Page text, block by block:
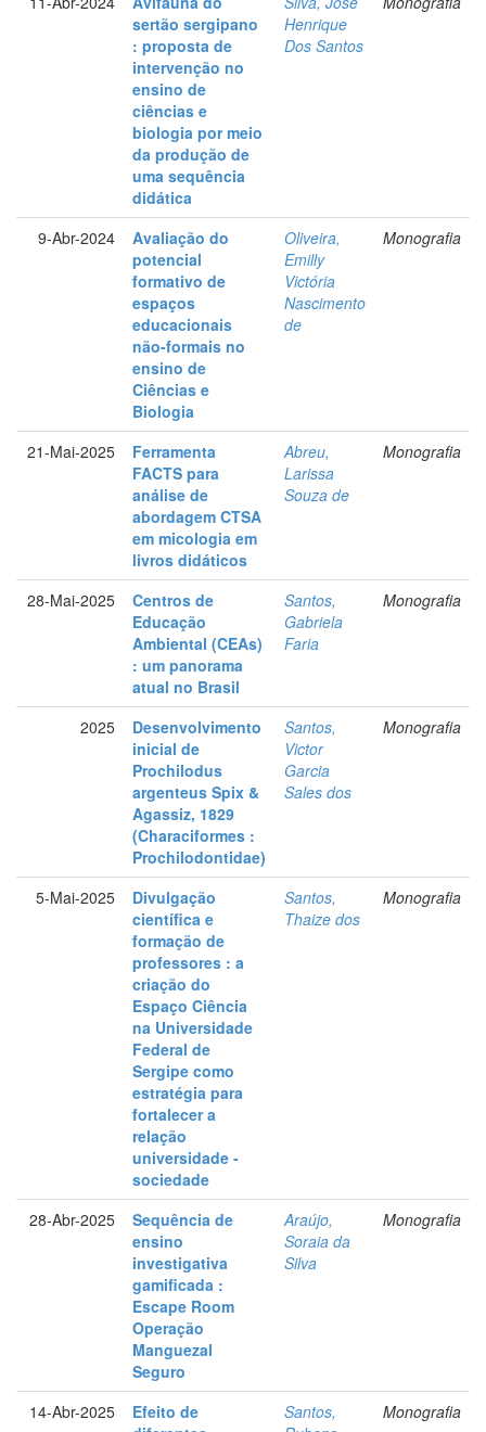
sertão sergipano
: proposta de
intervenção no
ensino de
ciências e
biologia por meio
da produção de
uma sequência
didática
Henrique
Dos Santos
9-Abr-2024
Avaliação do
potencial
formativo de
espaços
educacionais
não-formais no
ensino de
Ciências e
Biologia
Oliveira,
Emilly
Victória
Nascimento
de
Monografia
21-Mai-2025
Ferramenta
FACTS para
análise de
abordagem CTSA
em micologia em
livros didáticos
Abreu,
Larissa
Souza de
Monografia
28-Mai-2025
Centros de
Educação
Ambiental (CEAs)
: um panorama
atual no Brasil
Santos,
Gabriela
Faria
Monografia
2025
Desenvolvimento
inicial de
Prochilodus
argenteus Spix &
Agassiz, 1829
(Characiformes :
Prochilodontidae)
Santos,
Victor
Garcia
Sales dos
Monografia
5-Mai-2025
Divulgação
científica e
formação de
professores : a
criação do
Espaço Ciência
na Universidade
Federal de
Sergipe como
estratégia para
fortalecer a
relação
universidade -
sociedade
Santos,
Thaize dos
Monografia
28-Abr-2025
Sequência de
ensino
investigativa
gamificada :
Escape Room
Operação
Manguezal
Seguro
Araújo,
Soraia da
Silva
Monografia
14-Abr-2025
Efeito de
Santos,
Monografia